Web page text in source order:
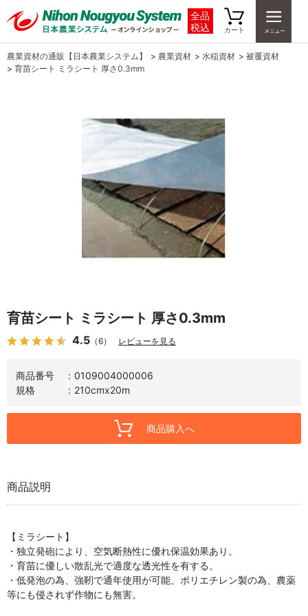
全品
税込
カート
農業資材の通販【日本農業システム】 > 農業資材 > 水稲資材 > 被覆資材
> 育苗シート ミラシート 厚さ0.3mm
育苗シート ミラシート 厚さ0.3mm
4.5 （6） レビューを見る
商品番号
0109004000006
規格
210cmx20m
商品購入へ
商品説明
【ミラシート】
・独立発砲により、空気断熱性に優れ保温効果あり。
・育苗に優しい散乱光で適度な透光性を有する。
・低発泡の為、強靭で通年使用が可能。ポリエチレン製の為、農薬
等にも侵されず作物にも無害。